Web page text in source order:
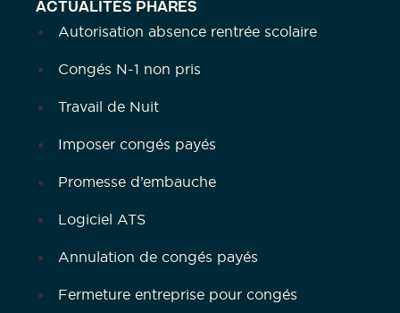
ACTUALITÉS PHARES
Autorisation absence rentrée scolaire
Congés N-1 non pris
Travail de Nuit
Imposer congés payés
Promesse d’embauche
Logiciel ATS
Annulation de congés payés
Fermeture entreprise pour congés